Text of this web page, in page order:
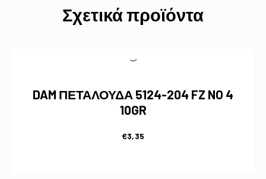
Σχετικά προϊόντα
DAM ΠΕΤΑΛΟΥΔΑ 5124-204 FZ NO 4
10GR
€3,35